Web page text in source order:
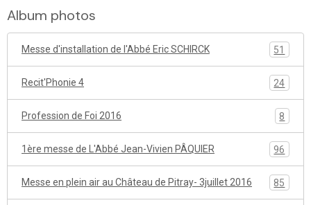
Album photos
Messe d'installation de l'Abbé Eric SCHIRCK 51
Recit'Phonie 4 24
Profession de Foi 2016 8
1ère messe de L'Abbé Jean-Vivien PÂQUIER 96
Messe en plein air au Château de Pitray- 3juillet 2016 85